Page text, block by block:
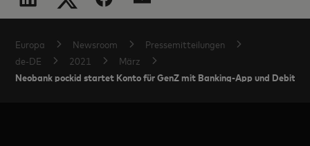
Europa Newsroom
Pressemitteilungen
de-DE
2021 März
Neobank pockid startet Konto für GenZ mit Banking-App und Debit